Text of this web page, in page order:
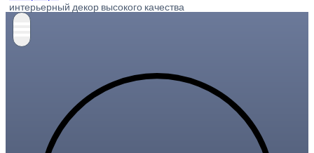
интерьерный декор высокого качества